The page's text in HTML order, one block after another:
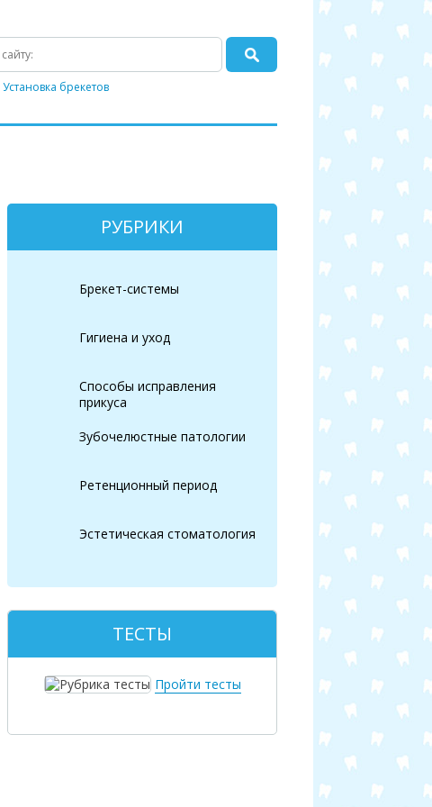
Установка брекетов
РУБРИКИ
Брекет-системы
Гигиена и уход
Способы исправления
прикуса
Зубочелюстные патологии
Ретенционный период
Эстетическая стоматология
ТЕСТЫ
Пройти тесты